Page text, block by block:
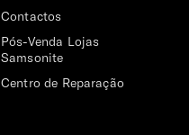
Contactos
Pós-Venda Lojas
Samsonite
Centro de Reparação